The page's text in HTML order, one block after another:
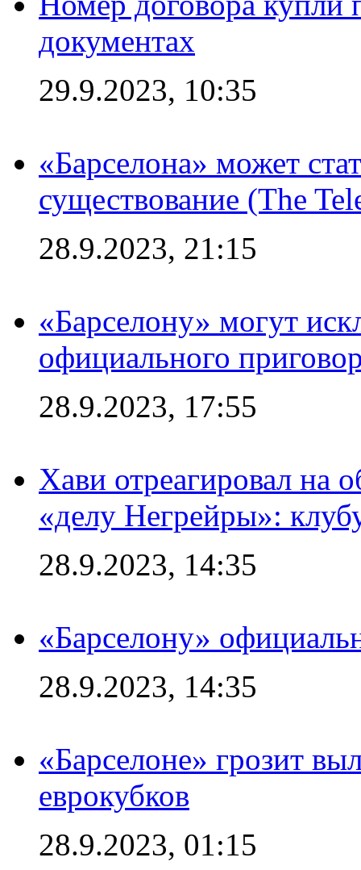
документах
29.9.2023, 10:35
«Барселона» может
существование (The
28.9.2023, 21:15
«Барселону» могут
официального
28.9.2023, 17:55
Хави отреагировал на
«делу Негрейры»:
28.9.2023, 14:35
«Барселону»
28.9.2023, 14:35
«Барселоне» грозит
еврокубков
28.9.2023, 01:15